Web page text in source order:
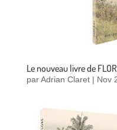
Le nouveau livre de
parAdrian Claret| Nov